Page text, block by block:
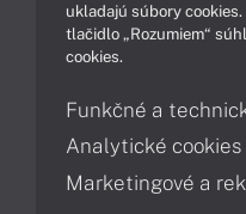
Podpora a servis
ukladajú súbory
tlačidlo „Rozumiem“
cookies.
Funkčné a
Analytické cookies
Marketingové a